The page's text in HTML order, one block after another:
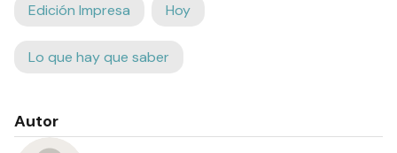
Edición Impresa Hoy
Lo que hay que saber
Autor